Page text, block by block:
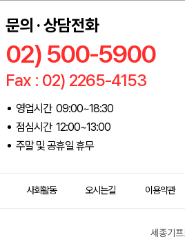
문의 · 상담전화
02) 500-5900
Fax : 02) 2265-4153
영업시간 09:00~18:30
점심시간 12:00~13:00
주말 및 공휴일 휴무
사회활동 오시는길 이용약관
세종기